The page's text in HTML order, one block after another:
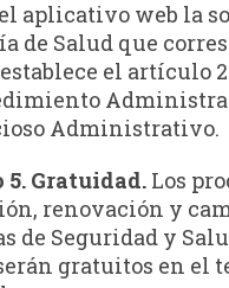
aplicativo web la
de Salud que
el artículo
Administrativo.
Gratuidad. Los
renovación y
de Seguridad y
gratuitos en el